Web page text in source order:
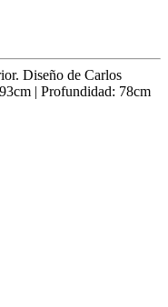
Diseño de Carlos
| Profundidad: 78cm